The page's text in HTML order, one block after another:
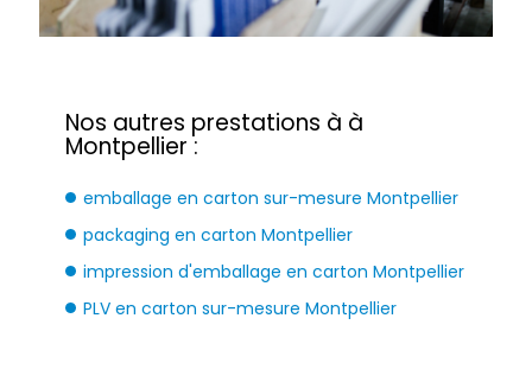
Nos autres prestations à à
Montpellier :
emballage en carton sur-mesure Montpellier
packaging en carton Montpellier
impression d'emballage en carton Montpellier
PLV en carton sur-mesure Montpellier